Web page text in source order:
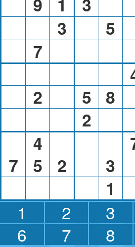
3
5
7
2
5 8
2
4
7
5 2
3
1
1 2 3
6
7 8